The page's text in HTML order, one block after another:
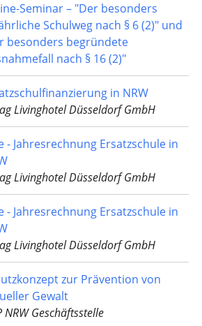
Seminar – "Der besonders
Schulweg nach § 6 (2)" und
besonders begründete
nach § 16 (2)"
in NRW
Livinghotel Düsseldorf GmbH
- Jahresrechnung Ersatzschule in
Livinghotel Düsseldorf GmbH
- Jahresrechnung Ersatzschule in
Livinghotel Düsseldorf GmbH
zur Prävention von
Gewalt
NRW Geschäftsstelle